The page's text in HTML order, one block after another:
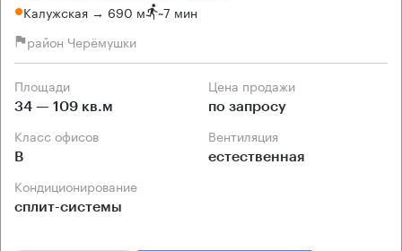
Калужская → 690 м ~7 мин
район Черёмушки
Площади
34 — 109 кв.м
Цена продажи
по запросу
Класс офисов
B
Вентиляция
естественная
Кондиционирование
сплит-системы